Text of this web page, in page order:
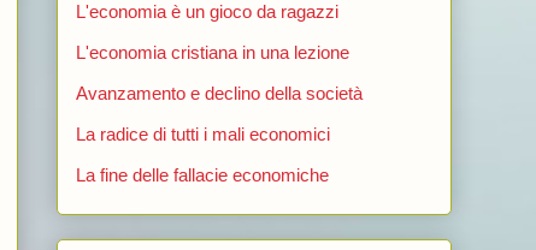
L'economia è un gioco da ragazzi
L'economia cristiana in una lezione
Avanzamento e declino della società
La radice di tutti i mali economici
La fine delle fallacie economiche